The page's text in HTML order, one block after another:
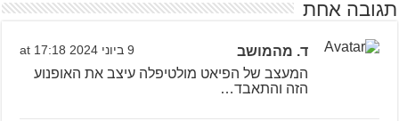
תגובה אחת
ד. מהמושב 9 ביוני 2024 at 17:18
המעצב של הפיאט מולטיפלה עיצב את האופנוע
הזה והתאבד…